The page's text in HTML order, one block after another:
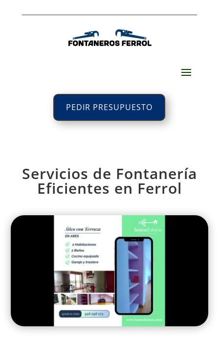
PEDIR PRESUPUESTO
Servicios de Fontanería
Eficientes en Ferrol